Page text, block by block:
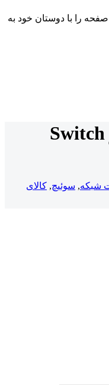
صفحه را با دوستان خود به
فن سوئیچ سیسکو Switch
شبکه, سوئیچ, کالای